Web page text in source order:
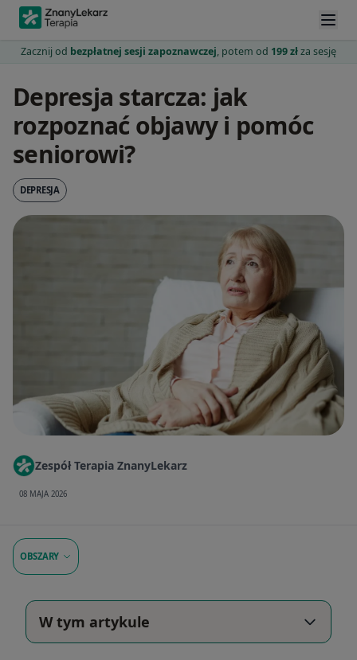
Zacznij od bezpłatnej sesji zapoznawczej, potem od 199 złza sesję
Depresja starcza: jak
rozpoznać objawy i pomóc
seniorowi?
DEPRESJA
Zespół Terapia ZnanyLekarz
08 MAJA 2026
OBSZARY
W tym artykule